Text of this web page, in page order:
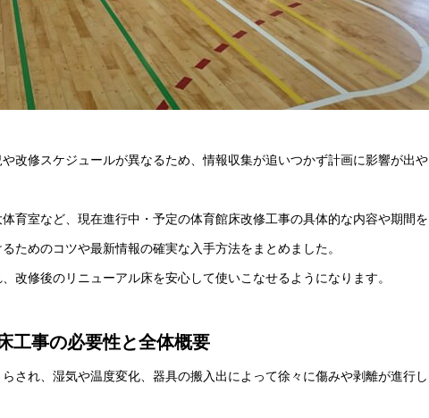
改修スケジュールが異なるため、情報収集が追いつかず計画に影響が出や
育室など、現在進行中・予定の体育館床改修工事の具体的な内容や期間を
ためのコツや最新情報の確実な入手方法をまとめました。
改修後のリニューアル床を安心して使いこなせるようになります。
工事の必要性と全体概要
され、湿気や温度変化、器具の搬入出によって徐々に傷みや剥離が進行し